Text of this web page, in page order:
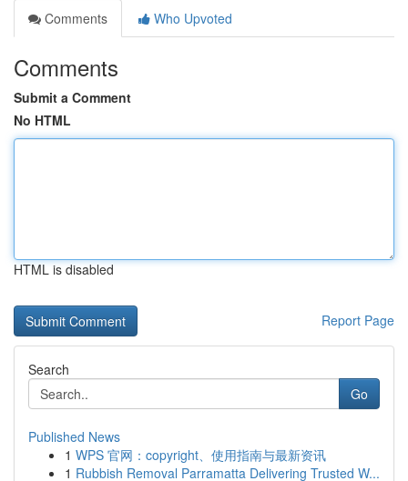
Comments
Who Upvoted
Comments
Submit a Comment
No HTML
HTML is disabled
Report Page
Search
Go
Published News
1 WPS 官网：copyright、使用指南与最新资讯
1 Rubbish Removal Parramatta Delivering Trusted W...